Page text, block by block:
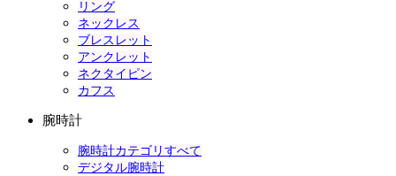
リング
ネックレス
ブレスレット
アンクレット
ネクタイピン
カフス
腕時計
腕時計カテゴリすべて
デジタル腕時計